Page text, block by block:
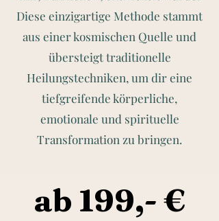
Diese einzigartige Methode stammt
aus einer kosmischen Quelle und
übersteigt traditionelle
Heilungstechniken, um dir eine
tiefgreifende körperliche,
emotionale und spirituelle
Transformation zu bringen.
ab 199,- €
ab 199,- €